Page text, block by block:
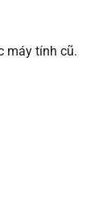
máy tính cũ.